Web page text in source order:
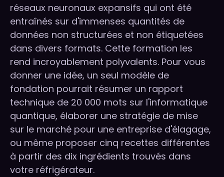
réseaux neuronaux expansifs qui ont été
entraînés sur d'immenses quantités de
données non structurées et non étiquetées
dans divers formats. Cette formation les
rend incroyablement polyvalents. Pour vous
donner une idée, un seul modèle de
fondation pourrait résumer un rapport
technique de 20 000 mots sur l'informatique
quantique, élaborer une stratégie de mise
sur le marché pour une entreprise d'élagage,
ou même proposer cinq recettes différentes
à partir des dix ingrédients trouvés dans
votre réfrigérateur.